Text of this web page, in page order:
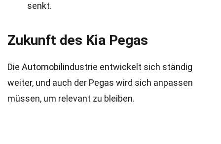
senkt.
Zukunft des Kia Pegas
Die Automobilindustrie entwickelt sich ständig
weiter, und auch der Pegas wird sich anpassen
müssen, um relevant zu bleiben.